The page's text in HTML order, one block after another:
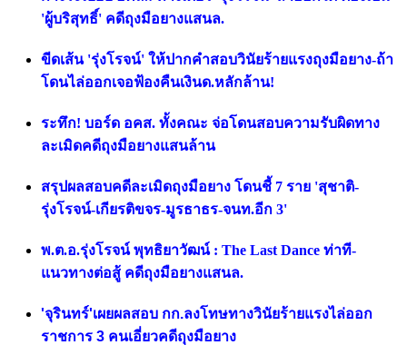
'ผู้บริสุทธิ์' คดีถุงมือยางแสนล.
ขีดเส้น 'รุ่งโรจน์' ให้ปากคำสอบวินัยร้ายแรงถุงมือยาง-ถ้า
โดนไล่ออกเจอฟ้องคืนเงินด.หลักล้าน!
ระทึก! บอร์ด อคส. ทั้งคณะ จ่อโดนสอบความรับผิดทาง
ละเมิดคดีถุงมือยางแสนล้าน
สรุปผลสอบคดีละเมิดถุงมือยาง โดนชี้ 7 ราย 'สุชาติ-
รุ่งโรจน์-เกียรติขจร-มูรธาธร-จนท.อีก 3'
พ.ต.อ.รุ่งโรจน์ พุทธิยาวัฒน์ : The Last Dance ท่าที-
แนวทางต่อสู้ คดีถุงมือยางแสนล.
'จุรินทร์'เผยผลสอบ กก.ลงโทษทางวินัยร้ายแรงไล่ออก
ราชการ 3 คนเอี่ยวคดีถุงมือยาง